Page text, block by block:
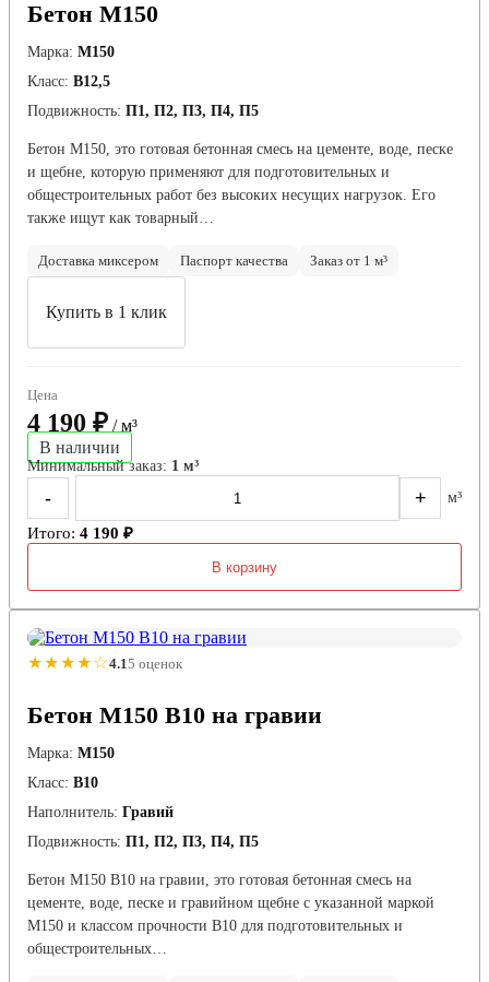
Бетон М150
Марка: М150
Класс: В12,5
Подвижность: П1, П2, П3, П4, П5
Бетон М150, это готовая бетонная смесь на цементе, воде, песке
и щебне, которую применяют для подготовительных и
общестроительных работ без высоких несущих нагрузок. Его
также ищут как товарный…
Доставка миксером Паспорт качества Заказ от 1 м³
Купить в 1 клик
Цена
4 190 ₽ / м³
В наличии
Минимальный заказ: 1 м³
- + м³
Итого: 4 190 ₽
В корзину
★★★★☆4.15 оценок
Бетон М150 В10 на гравии
Марка: М150
Класс: В10
Наполнитель: Гравий
Подвижность: П1, П2, П3, П4, П5
Бетон М150 В10 на гравии, это готовая бетонная смесь на
цементе, воде, песке и гравийном щебне с указанной маркой
М150 и классом прочности В10 для подготовительных и
общестроительных…